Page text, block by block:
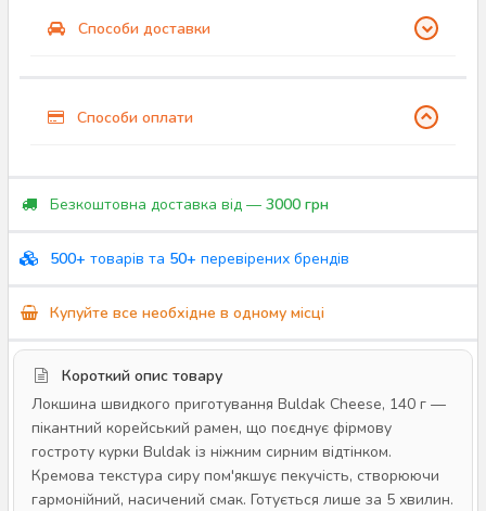
Способи доставки
Способи оплати
Безкоштовна доставка від — 3000 грн
500+ товарів та 50+ перевірених брендів
Купуйте все необхідне в одному місці
Короткий опис товару
Локшина швидкого приготування Buldak Cheese, 140 г —
пікантний корейський рамен, що поєднує фірмову
гостроту курки Buldak із ніжним сирним відтінком.
Кремова текстура сиру пом'якшує пекучість, створюючи
гармонійний, насичений смак. Готується лише за 5 хвилин.